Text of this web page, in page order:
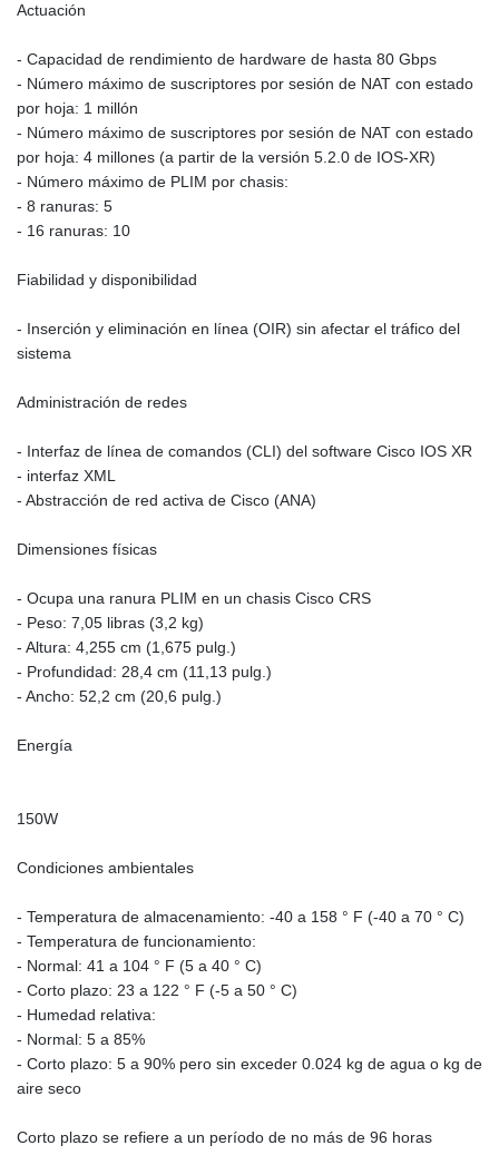
Actuación
- Capacidad de rendimiento de hardware de hasta 80 Gbps
- Número máximo de suscriptores por sesión de NAT con estado
por hoja: 1 millón
- Número máximo de suscriptores por sesión de NAT con estado
por hoja: 4 millones (a partir de la versión 5.2.0 de IOS-XR)
- Número máximo de PLIM por chasis:
- 8 ranuras: 5
- 16 ranuras: 10
Fiabilidad y disponibilidad
- Inserción y eliminación en línea (OIR) sin afectar el tráfico del
sistema
Administración de redes
- Interfaz de línea de comandos (CLI) del software Cisco IOS XR
- interfaz XML
- Abstracción de red activa de Cisco (ANA)
Dimensiones físicas
- Ocupa una ranura PLIM en un chasis Cisco CRS
- Peso: 7,05 libras (3,2 kg)
- Altura: 4,255 cm (1,675 pulg.)
- Profundidad: 28,4 cm (11,13 pulg.)
- Ancho: 52,2 cm (20,6 pulg.)
Energía
150W
Condiciones ambientales
- Temperatura de almacenamiento: -40 a 158 ° F (-40 a 70 ° C)
- Temperatura de funcionamiento:
- Normal: 41 a 104 ° F (5 a 40 ° C)
- Corto plazo: 23 a 122 ° F (-5 a 50 ° C)
- Humedad relativa:
- Normal: 5 a 85%
- Corto plazo: 5 a 90% pero sin exceder 0.024 kg de agua o kg de
aire seco
Corto plazo se refiere a un período de no más de 96 horas